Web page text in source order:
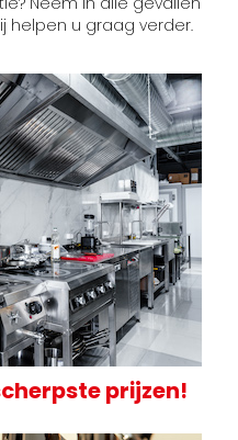
helpen u graag verder.
prijzen!